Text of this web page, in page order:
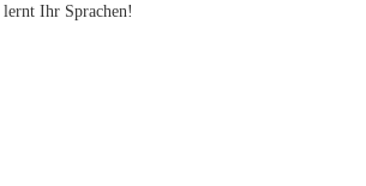
Ihr Sprachen!